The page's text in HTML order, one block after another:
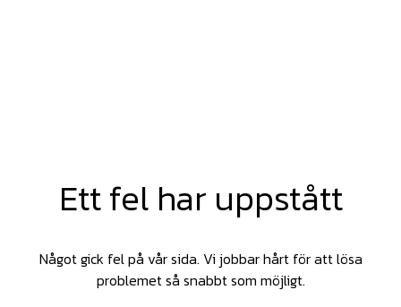
Ett fel har uppstått
Något gick fel på vår sida. Vi jobbar hårt för att lösa
problemet så snabbt som möjligt.